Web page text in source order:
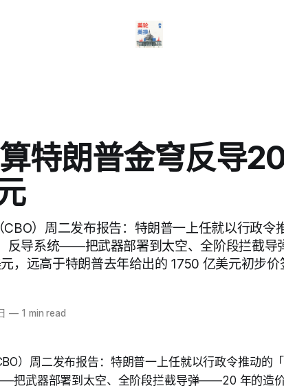
特朗普金穹反导
）周二发布报告：特朗普一上任就以行政令
反导系统——把武器部署到太空、全阶段拦截
，远高于特朗普去年给出的 1750 亿美元初步价
— 1 min read
）周二发布报告：特朗普一上任就以行政令推动的
把武器部署到太空、全阶段拦截导弹——20 年的造